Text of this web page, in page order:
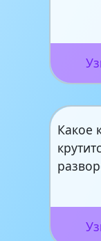
Какое